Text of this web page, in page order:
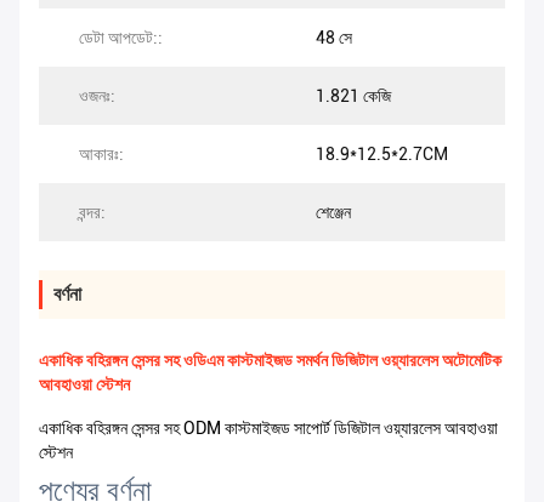
ডেটা আপডেট:: 48 সে
ওজনঃ: 1.821 কেজি
আকারঃ: 18.9*12.5*2.7CM
বন্দর: শেঞ্জেন
বর্ণনা
একাধিক বহিরঙ্গন সেন্সর সহ ওডিএম কাস্টমাইজড সমর্থন ডিজিটাল ওয়্যারলেস অটোমেটিক
আবহাওয়া স্টেশন
একাধিক বহিরঙ্গন সেন্সর সহ ODM কাস্টমাইজড সাপোর্ট ডিজিটাল ওয়্যারলেস আবহাওয়া
স্টেশন
পণ্যের বর্ণনা